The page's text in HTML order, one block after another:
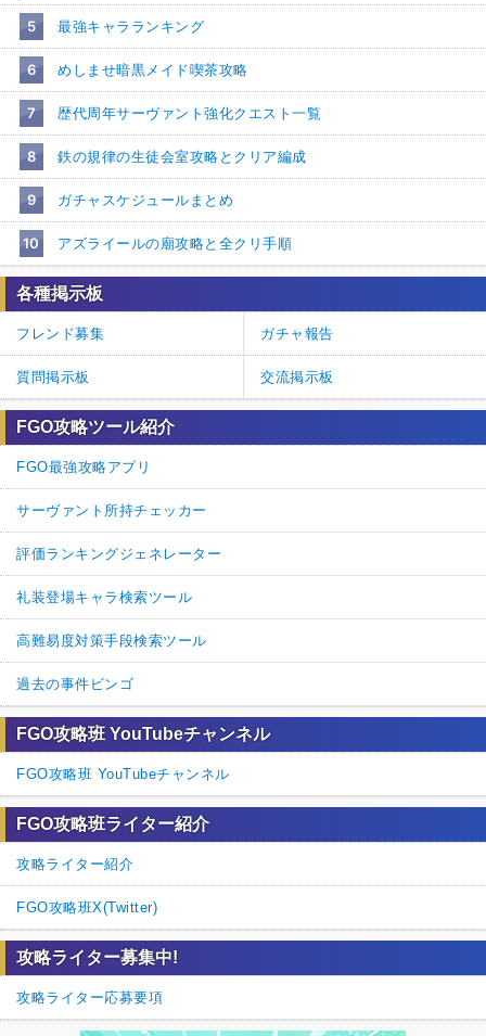
5 最強キャラランキング
6 めしませ暗黒メイド喫茶攻略
7 歴代周年サーヴァント強化クエスト一覧
8 鉄の規律の生徒会室攻略とクリア編成
9 ガチャスケジュールまとめ
10 アズライールの廟攻略と全クリ手順
各種掲示板
フレンド募集 ガチャ報告
質問掲示板 交流掲示板
FGO攻略ツール紹介
FGO最強攻略アプリ
サーヴァント所持チェッカー
評価ランキングジェネレーター
礼装登場キャラ検索ツール
高難易度対策手段検索ツール
過去の事件ビンゴ
FGO攻略班 YouTubeチャンネル
FGO攻略班 YouTubeチャンネル
FGO攻略班ライター紹介
攻略ライター紹介
FGO攻略班X(Twitter)
攻略ライター募集中!
攻略ライター応募要項